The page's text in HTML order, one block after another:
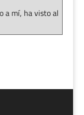
a mí, ha visto al